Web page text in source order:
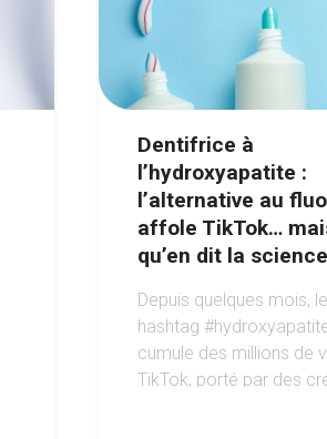
Dentifrice à
l’hydroxyapatite :
l’alternative au
affole TikTok…
qu’en dit la
Depuis quelques mois, le
hashtag
cumule des millions de
TikTok, porté par des